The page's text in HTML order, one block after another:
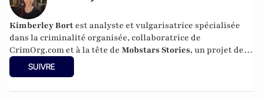
Kimberley Bort est analyste et vulgarisatrice spécialisée
dans la criminalité organisée, collaboratrice de
CrimOrg.com et à la tête de Mobstars Stories, un projet de
contenus sur les réseaux sociaux qui explore les
dynamiques du crime organisé et ses représentations.
SUIVRE